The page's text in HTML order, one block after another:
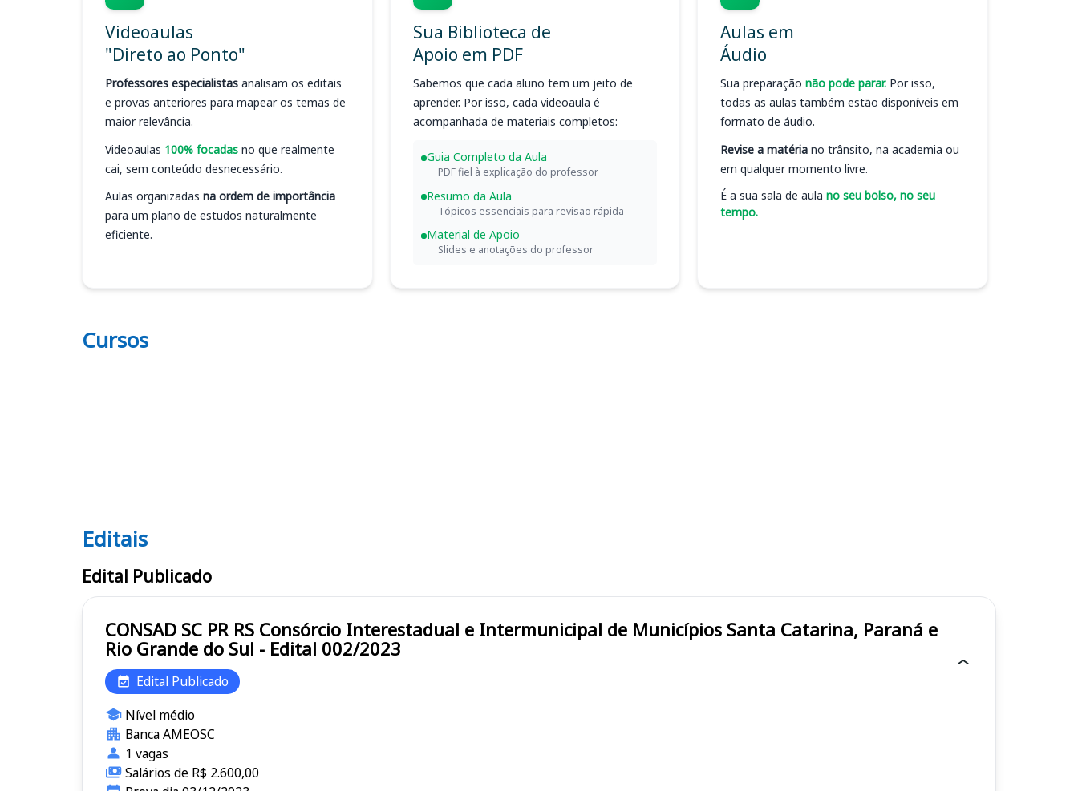
Videoaulas
"Direto ao Ponto"
Professores especialistas analisam os editais
e provas anteriores para mapear os temas de
maior relevância.
Videoaulas 100% focadas no que realmente
cai, sem conteúdo desnecessário.
Aulas organizadas na ordem de importância
para um plano de estudos naturalmente
eficiente.
Sua Biblioteca de
Apoio em PDF
Sabemos que cada aluno tem um jeito de
aprender. Por isso, cada videoaula é
acompanhada de materiais completos:
Guia Completo da Aula
PDF fiel à explicação do professor
Resumo da Aula
Tópicos essenciais para revisão rápida
Material de Apoio
Slides e anotações do professor
Aulas em
Áudio
Sua preparação não pode parar. Por isso,
todas as aulas também estão disponíveis em
formato de áudio.
Revise a matéria no trânsito, na academia ou
em qualquer momento livre.
É a sua sala de aula no seu bolso, no seu
tempo.
Cursos
Editais CONSAD SC PR RS
Editais
Edital Publicado
CONSAD SC PR RS Consórcio Interestadual e Intermunicipal de Municípios Santa Catarina, Paraná e
Rio Grande do Sul - Edital 002/2023
Edital Publicado
Nível médio
Banca AMEOSC
1 vagas
Salários de R$ 2.600,00